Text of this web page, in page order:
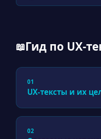
📖Гид по UX-
01
UX-тексты и их
02